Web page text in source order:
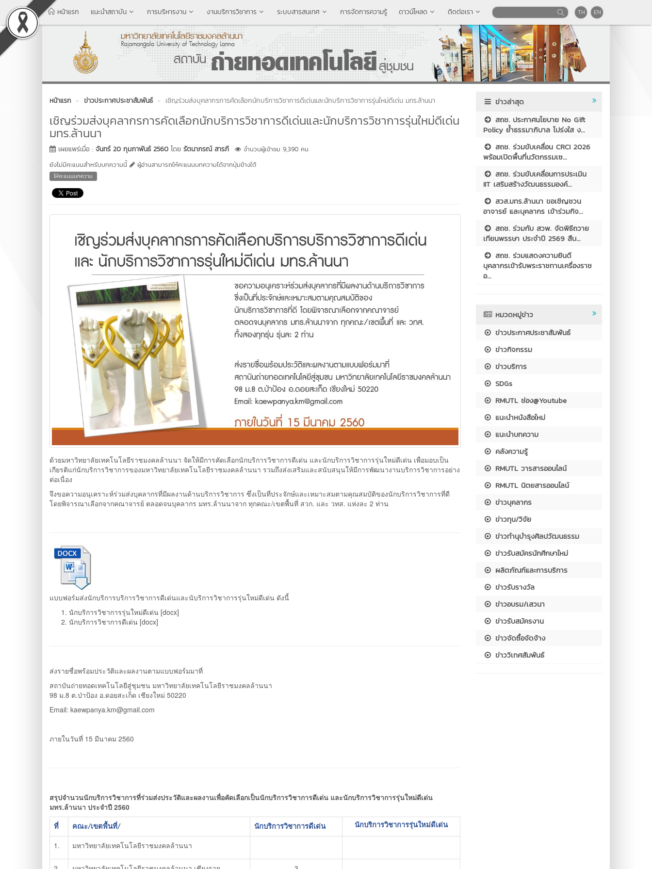
หน้าแรก แนะนำสถาบัน การบริหารงาน งานบริการวิชาการ ระบบสารสนเทศ การจัดการความรู้ ดาวน์โหลด ติดต่อเรา TH EN
หน้าแรก ข่าวประกาศประชาสัมพันธ์ เชิญร่วมส่งบุคลากรการคัดเลือกนักบริการวิชาการดีเด่นและนักบริการวิชาการรุ่นใหม่ดีเด่น มทร.ล้านนา
เชิญร่วมส่งบุคลากรการคัดเลือกนักบริการวิชาการดีเด่นและนักบริการวิชาการรุ่นใหม่ดีเด่น
มทร.ล้านนา
เผยแพร่เมื่อ : จันทร์ 20 กุมภาพันธ์ 2560 โดย รัตนาภรณ์ สารภี
จำนวนผู้เข้าชม 9,390 คน
ยังไม่มีคะแนนสำหรับบทความนี้
ผู้อ่านสามารถให้คะแนนบทความได้จากปุ่มข้างใต้
ให้คะแนนบทความ
ด้วยมหาวิทยาลัยเทคโนโลยีราชมงคลล้านนา จัดให้มีการคัดเลือกนักบริการวิชาการดีเด่น และนักบริการวิชาการรุ่นใหม่ดีเด่น เพื่อมอบเป็น
เกียรติแก่นักบริการวิชาการของมหาวิทยาลัยเทคโนโลยีราชมงคลล้านนา รวมถึงส่งเสริมและสนับสนุนให้มีการพัฒนางานบริการวิชาการอย่าง
ต่อเนื่อง
จึงขอความอนุเคราะห์ร่วมส่งบุคลากรที่มีผลงานด้านบริการวิชาการ ซึ่งเป็นที่ประจักษ์และเหมาะสมตามคุณสมบัติของนักบริการวิชาการที่ดี
โดยพิจารณาเลือกจากคณาจารย์ ตลอดจนบุคลากร มทร.ล้านนาจาก ทุกคณะ/เขตพื้นที่ สวก. และ วทส. แห่งละ 2 ท่าน
แบบฟอร์มส่งนักบริการบริการวิชาการดีเด่นและนับริการวิชาการรุ่นใหม่ดีเด่น ดังนี้
นักบริการวิชาการรุ่นใหม่ดีเด่น [docx]
นักบริการวิชาการดีเด่น [docx]
ส่งรายชื่อพร้อมประวัติและผลงานตามแบบฟอร์มมาที่
สถาบันถ่ายทอดเทคโนโลยีสู่ชุมชน มหาวิทยาลัยเทคโนโลยีราชมงคลล้านนา
98 ม.8 ต.ป่าป้อง อ.ดอยสะเก็ด เชียงใหม่ 50220
Email: kaewpanya.km@gmail.com
ภายในวันที่ 15 มีนาคม 2560
สรุปจำนวนนักบริการวิชาการที่ร่วมส่งประวัติและผลงานเพื่อคัดเลือกเป็นนักบริการวิชาการดีเด่น และนักบริการวิชาการรุ่นใหม่ดีเด่น
มทร.ล้านนา ประจำปี 2560
ที่ คณะ/เขตพื้นที่/ นักบริการวิชาการดีเด่น นักบริการวิชาการรุ่นใหม่ดีเด่น
1. มหาวิทยาลัยเทคโนโลยีราชมงคลล้านนา
ข่าวล่าสุด
สถช. ประกาศนโยบาย No Gift
Policy ย้ำธรรมาภิบาล โปร่งใส ง...
สถช. ร่วมขับเคลื่อน CRCI 2026
พร้อมเปิดพื้นที่นวัตกรรมเซ...
สถช. ร่วมขับเคลื่อนการประเมิน
IIT เสริมสร้างวัฒนธรรมองค์...
สวส.มทร.ล้านนา ขอเชิญชวน
อาจารย์ และบุคลากร เข้าร่วมกิจ...
สถช. ร่วมกับ สวพ. จัดพิธีถวาย
เทียนพรรษา ประจำปี 2569 สืบ...
สถช. ร่วมแสดงความยินดี
บุคลากรเข้ารับพระราชทานเครื่องราช
อ...
หมวดหมู่ข่าว
ข่าวประกาศประชาสัมพันธ์
ข่าวกิจกรรม
ข่าวบริการ
SDGs
RMUTL ช่อง@Youtube
แนะนำหนังสือใหม่
แนะนำบทความ
คลังความรู้
RMUTL วารสารออนไลน์
RMUTL นิตยสารออนไลน์
ข่าวบุคลากร
ข่าวทุน/วิจัย
ข่าวทำนุบำรุงศิลปวัฒนธรรม
ข่าวรับสมัครนักศึกษาใหม่
ผลิตภัณฑ์และการบริการ
ข่าวรับรางวัล
ข่าวอบรม/เสวนา
ข่าวรับสมัครงาน
ข่าวจัดซื้อจัดจ้าง
ข่าววิเทศสัมพันธ์